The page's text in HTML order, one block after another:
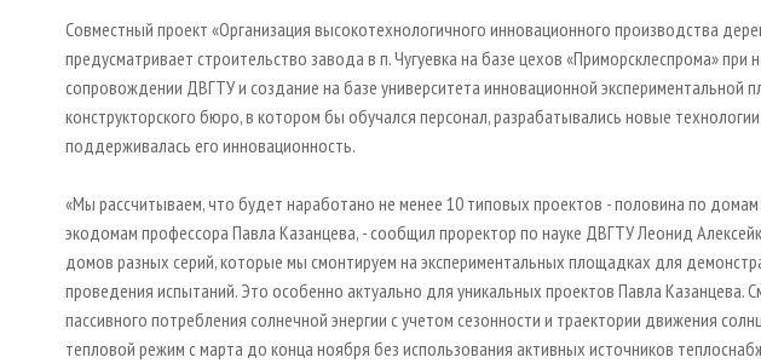
Совместный проект «Организация высокотехнологичного инновационного производства
предусматривает строительство завода в п. Чугуевка на базе цехов «Приморсклеспрома» при
сопровождении ДВГТУ и создание на базе университета инновационной экспериментальной
конструкторского бюро, в котором бы обучался персонал, разрабатывались новые
поддерживалась его инновационность.
«Мы рассчитываем, что будет наработано не менее 10 типовых проектов - половина по
экодомам профессора Павла Казанцева, - сообщил проректор по науке ДВГТУ Леонид
домов разных серий, которые мы смонтируем на экспериментальных площадках для
проведения испытаний. Это особенно актуально для уникальных проектов Павла Казанцева.
пассивного потребления солнечной энергии с учетом сезонности и траектории движения
тепловой режим с марта до конца ноября без использования активных источников